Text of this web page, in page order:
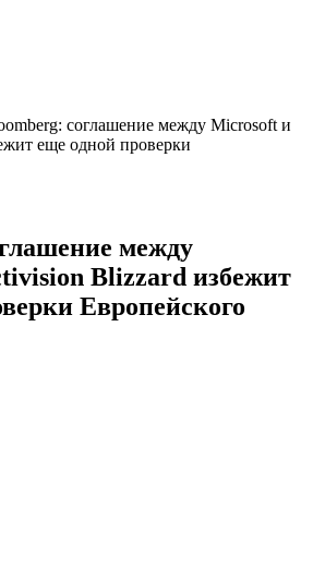
соглашение между Microsoft и
еще одной проверки
между
Blizzard избежит
Европейского